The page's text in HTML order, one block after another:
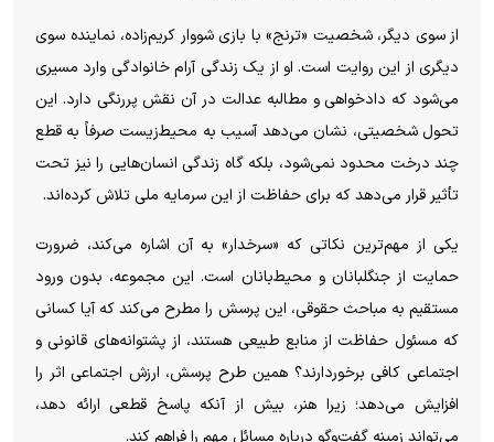
از سوی دیگر، شخصیت «ترنج» با بازی شووار کریم‌زاده، نماینده سوی
دیگری از این روایت است. او از یک زندگی آرام خانوادگی وارد مسیری
می‌شود که دادخواهی و مطالبه عدالت در آن نقش پررنگی دارد. این
تحول شخصیتی، نشان می‌دهد آسیب به محیط‌زیست صرفاً به قطع
چند درخت محدود نمی‌شود، بلکه گاه زندگی انسان‌هایی را نیز تحت
تأثیر قرار می‌دهد که برای حفاظت از این سرمایه ملی تلاش کرده‌اند.
یکی از مهم‌ترین نکاتی که «سرخدار» به آن اشاره می‌کند، ضرورت
حمایت از جنگلبانان و محیط‌بانان است. این مجموعه، بدون ورود
مستقیم به مباحث حقوقی، این پرسش را مطرح می‌کند که آیا کسانی
که مسئول حفاظت از منابع طبیعی هستند، از پشتوانه‌های قانونی و
اجتماعی کافی برخوردارند؟ همین طرح پرسش، ارزش اجتماعی اثر را
افزایش می‌دهد؛ زیرا هنر، بیش از آنکه پاسخ قطعی ارائه دهد،
می‌تواند زمینه گفت‌و‌گو درباره مسائل مهم را فراهم کند.